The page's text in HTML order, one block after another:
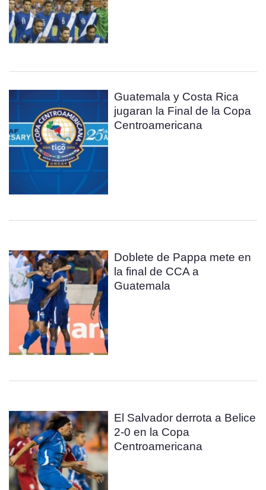
Guatemala y Costa Rica
jugaran la Final de la Copa
Centroamericana
Doblete de Pappa mete en
la final de CCA a
Guatemala
El Salvador derrota a Belice
2-0 en la Copa
Centroamericana